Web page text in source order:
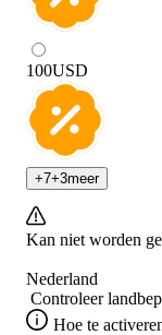
100USD
+7+3meer
Kan niet worden
Nederland
Controleer
Hoe te